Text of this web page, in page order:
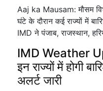
Aaj ka Mausam: मौसम
घंटे के दौरान कई राज्यों में
IMD ने पंजाब, राजस्थान,
IMD Weather
इन राज्यों में होगी
अलर्ट जारी